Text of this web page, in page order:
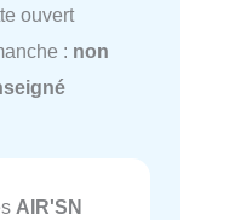
ouvert
: non
AIR'SN